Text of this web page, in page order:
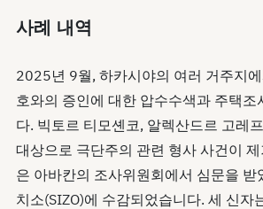
사례 내역
2025년 9월, 하카시야의 여러 거주지
호와의 증인에 대한 압수수색과 주택조
다. 빅토르 티모셴코, 알렉산드르 고레
대상으로 극단주의 관련 형사 사건이
은 아바칸의 조사위원회에서 심문을 받
치소(SIZO)에 수감되었습니다. 세 신자